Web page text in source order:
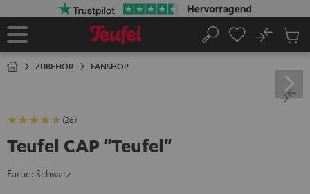
Startseite
Suche
No
ZUBEHÖR FANSHOP
(26)
Teufel CAP "Teufel"
Farbe: Schwarz